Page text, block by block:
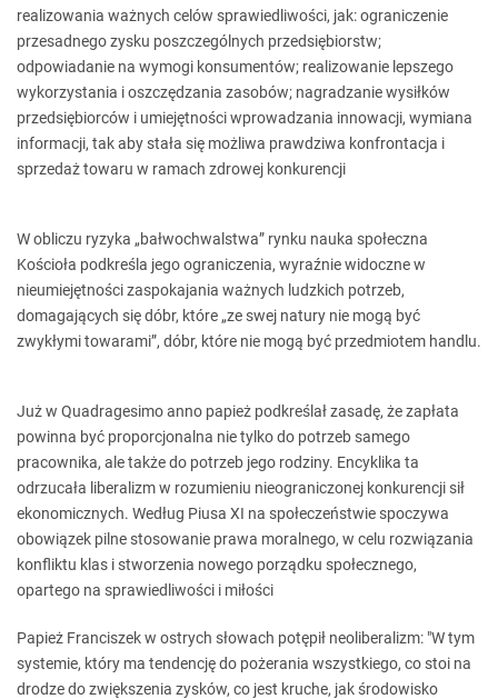
realizowania ważnych celów sprawiedliwości, jak: ograniczenie
przesadnego zysku poszczególnych przedsiębiorstw;
odpowiadanie na wymogi konsumentów; realizowanie lepszego
wykorzystania i oszczędzania zasobów; nagradzanie wysiłków
przedsiębiorców i umiejętności wprowadzania innowacji, wymiana
informacji, tak aby stała się możliwa prawdziwa konfrontacja i
sprzedaż towaru w ramach zdrowej konkurencji
W obliczu ryzyka „bałwochwalstwa” rynku nauka społeczna
Kościoła podkreśla jego ograniczenia, wyraźnie widoczne w
nieumiejętności zaspokajania ważnych ludzkich potrzeb,
domagających się dóbr, które „ze swej natury nie mogą być
zwykłymi towarami”, dóbr, które nie mogą być przedmiotem handlu.
Już w Quadragesimo anno papież podkreślał zasadę, że zapłata
powinna być proporcjonalna nie tylko do potrzeb samego
pracownika, ale także do potrzeb jego rodziny. Encyklika ta
odrzucała liberalizm w rozumieniu nieograniczonej konkurencji sił
ekonomicznych. Według Piusa XI na społeczeństwie spoczywa
obowiązek pilne stosowanie prawa moralnego, w celu rozwiązania
konfliktu klas i stworzenia nowego porządku społecznego,
opartego na sprawiedliwości i miłości
Papież Franciszek w ostrych słowach potępił neoliberalizm: "W tym
systemie, który ma tendencję do pożerania wszystkiego, co stoi na
drodze do zwiększenia zysków, co jest kruche, jak środowisko